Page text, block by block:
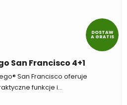
DOSTAW
A GRATIS
San Francisco 4+1
San Francisco oferuje
funkcje i...